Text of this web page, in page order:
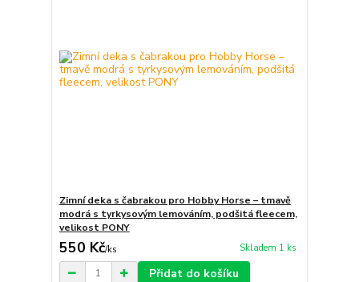
Zimní deka s čabrakou pro Hobby Horse – tmavě
modrá s tyrkysovým lemováním, podšitá fleecem,
velikost PONY
550 Kč/ks Skladem 1 ks
Přidat do košíku